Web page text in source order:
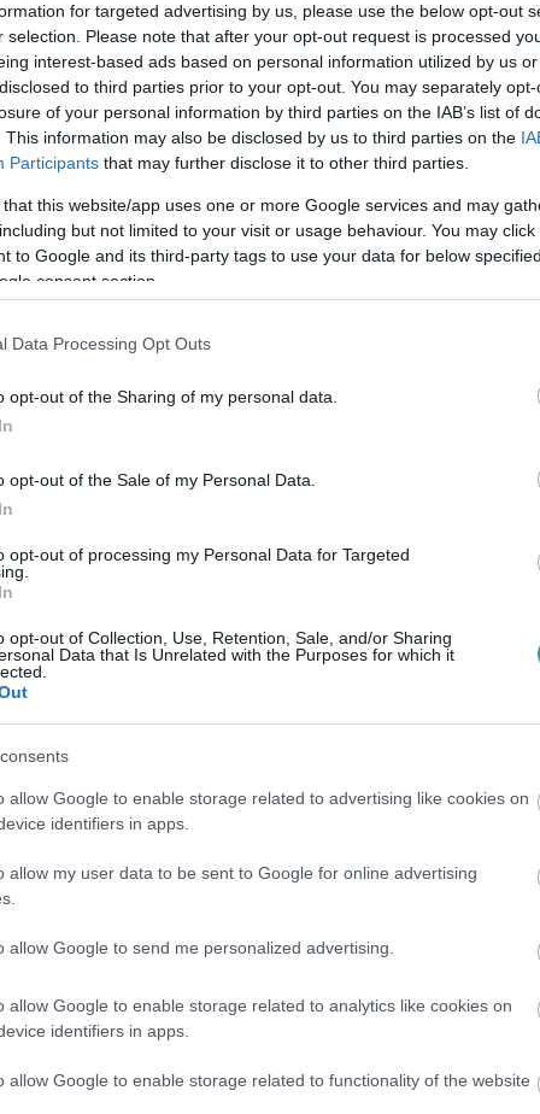
for targeted advertising by us, please use the below opt-out
selection. Please note that after your opt-out request is processed
interest-based ads based on personal information utilized by us
to third parties prior to your opt-out. You may separately
of your personal information by third parties on the IAB’s list of
This information may also be disclosed by us to third parties on the
Participants that may further disclose it to other third parties.
that this website/app uses one or more Google services and may
but not limited to your visit or usage behaviour. You may
to Google and its third-party tags to use your data for below
consent section.
Data Processing Opt Outs
opt-out of the Sharing of my personal data.
opt-out of the Sale of my Personal Data.
opt-out of processing my Personal Data for Targeted
opt-out of Collection, Use, Retention, Sale, and/or Sharing
Data that Is Unrelated with the Purposes for which it
allow Google to enable storage related to advertising like cookies on
identifiers in apps.
allow my user data to be sent to Google for online advertising
allow Google to send me personalized advertising.
allow Google to enable storage related to analytics like cookies on
identifiers in apps.
allow Google to enable storage related to functionality of the website
amelyet 2020. január 1., illetve 2023.
találkozhatnak az 1 milliárd forint
a boltokban is tájékoztassák a
kisebb kiszerelés mellett a korábbit is
ezért pontosan nem lehet
mennyiben vezérelte a rejtett drágítás
hogy ezek szinte kivétel nélkül
Lipton teájukban már nem 25, hanem
és Citrus ízesítésű teákat jelenti, tehát
amely 200 gramm helyett már csak
százalékos méretcsökkenést jelent.
két termék kiszerelése lesz kisebb: a
(-16,7 százalék), a Manner
185 grammos lesz (-7,5
50 grammról 40 grammra mérséklődött